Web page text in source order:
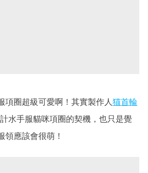
項圈超級可愛啊！其實製作人 猫首輪
水手服貓咪項圈的契機，也只是覺
領應該會很萌！